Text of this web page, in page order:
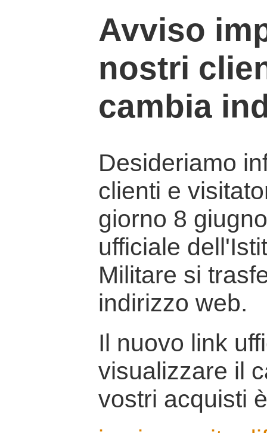
Avviso
nostri
cambia
Desideriamo
clienti e
giorno 8
ufficiale
Militare si
indirizzo web.
Il nuovo link
visualizzare il
vostri acquisti